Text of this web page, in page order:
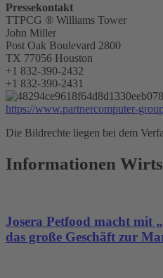
Pressekontakt
TTPCG ® Williams Tower
John Miller
Post Oak Boulevard 2800
TX 77056 Houston
+1 832-390-2432
+1 832-390-2431
https://www.partnercomputer-
Die Bildrechte liegen bei dem
Informationen
Josera Petfood macht mit
das große Geschäft zur